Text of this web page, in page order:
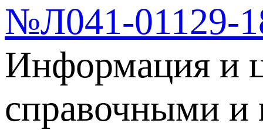
№Л041-01129-
Информация и
справочными и